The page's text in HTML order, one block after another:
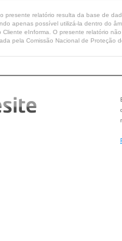
presente relatório resulta da base de
apenas possível utilizá-la dentro do
eInforma. O presente relatório
pela Comissão Nacional de Proteção